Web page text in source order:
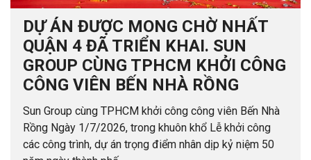
DỰ ÁN ĐƯỢC MONG CHỜ NHẤT
QUẬN 4 ĐÃ TRIỂN KHAI. SUN
GROUP CÙNG TPHCM KHỞI CÔNG
CÔNG VIÊN BẾN NHÀ RỒNG
Sun Group cùng TPHCM khởi công công viên Bến Nhà
Rồng Ngày 1/7/2026, trong khuôn khổ Lễ khởi công
các công trình, dự án trọng điểm nhân dịp kỷ niệm 50